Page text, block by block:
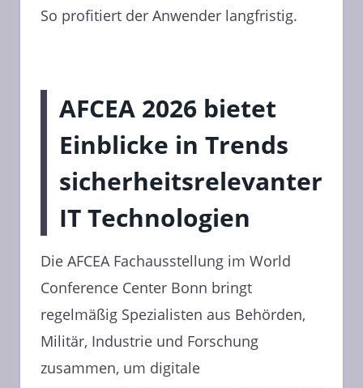
So profitiert der Anwender langfristig.
AFCEA 2026 bietet
Einblicke in Trends
sicherheitsrelevanter
IT Technologien
Die AFCEA Fachausstellung im World
Conference Center Bonn bringt
regelmäßig Spezialisten aus Behörden,
Militär, Industrie und Forschung
zusammen, um digitale